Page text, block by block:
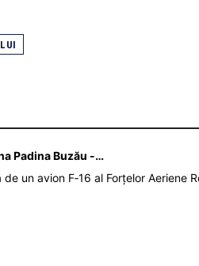
Padina Buzău -…
un avion F‑16 al Forțelor Aeriene